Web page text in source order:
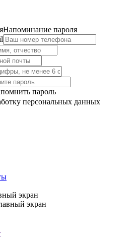
Напоминание пароля
пароль
персональных данных
экран